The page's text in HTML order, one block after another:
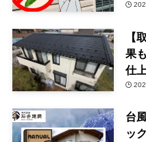
【
果
仕
台
ッ